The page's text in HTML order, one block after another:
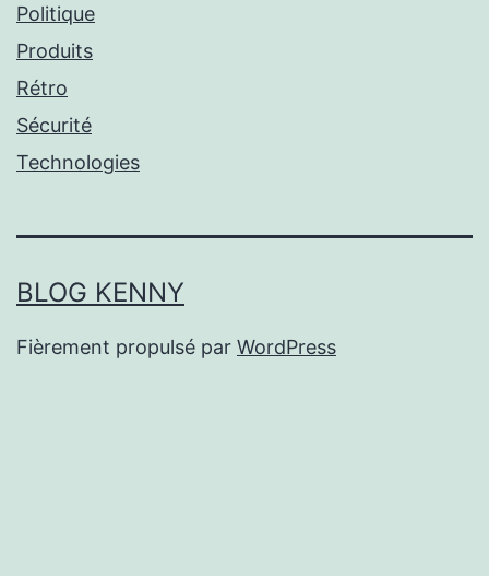
Politique
Produits
Rétro
Sécurité
Technologies
BLOG KENNY
Fièrement propulsé par WordPress